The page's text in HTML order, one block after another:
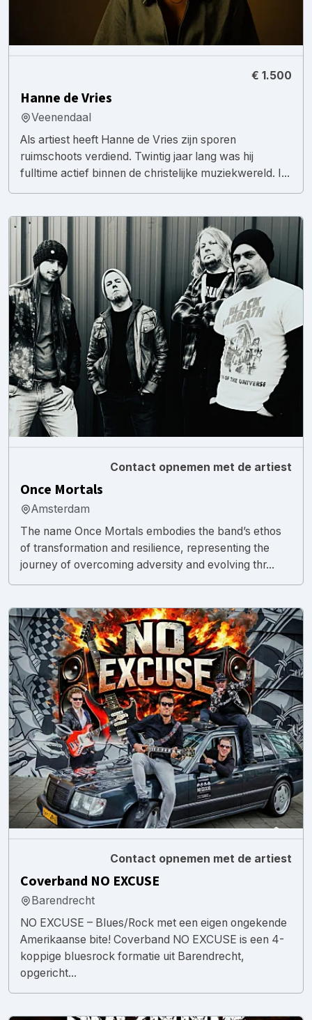
€ 1.500
Hanne de Vries
Veenendaal
Als artiest heeft Hanne de Vries zijn sporen
ruimschoots verdiend. Twintig jaar lang was hij
fulltime actief binnen de christelijke muziekwereld. I...
Contact opnemen met de artiest
Once Mortals
Amsterdam
The name Once Mortals embodies the band’s ethos
of transformation and resilience, representing the
journey of overcoming adversity and evolving thr...
Contact opnemen met de artiest
Coverband NO EXCUSE
Barendrecht
NO EXCUSE – Blues/Rock met een eigen ongekende
Amerikaanse bite! Coverband NO EXCUSE is een 4-
koppige bluesrock formatie uit Barendrecht,
opgericht...